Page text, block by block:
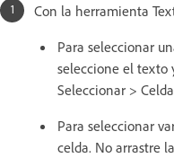
Con la herramienta
Para seleccionar
seleccione el texto
Seleccionar >
Para seleccionar
celda. No arrastre